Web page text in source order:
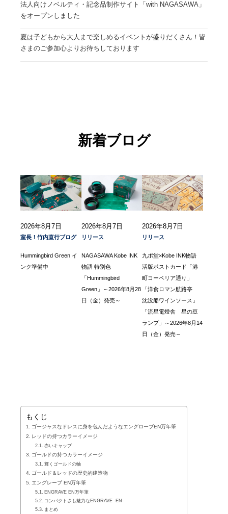
法人向けノベルティ・記念品制作サイト「with NAGASAWA」
をオープンしました
夏は子どもから大人まで楽しめるイベントが盛りだくさん！皆
さまのご参加心よりお待ちしております
新着ブログ
2026年8月7日
室長！竹内直行ブログ
Hummingbird Green イ
ンク準備中
2026年8月7日
リリース
NAGASAWA Kobe INK
物語 特別色
「Hummingbird
Green」～2026年8月28
日（金）発売～
2026年8月7日
リリース
九ポ堂×Kobe INK物語
活版ポストカード「港
町コーベリア通り」
「洋食ロマン航路亭
沈没船ワインソース」
「流星電燈舎 星の豆
ランプ」～2026年8月14
日（金）発売～
もくじ
ゴージャスなドレスに身を包んだようなエングローブEN万年筆
レッドの持つカラーイメージ
赤いキャップ
ゴールドの持つカラーイメージ
輝くゴールドの軸
ゴールド＆レッドの歴史的建造物
エングレーブ EN万年筆
ENGRAVE EN万年筆
コンパクトさも魅力なENGRAVE -EN-
まとめ